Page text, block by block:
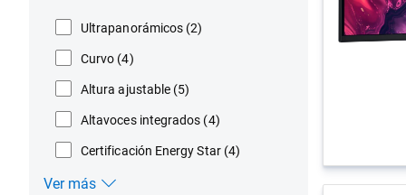
Ultrapanorámicos (2)
Curvo (4)
Altura ajustable (5)
Altavoces integrados (4)
Certificación Energy Star (4)
Ver más